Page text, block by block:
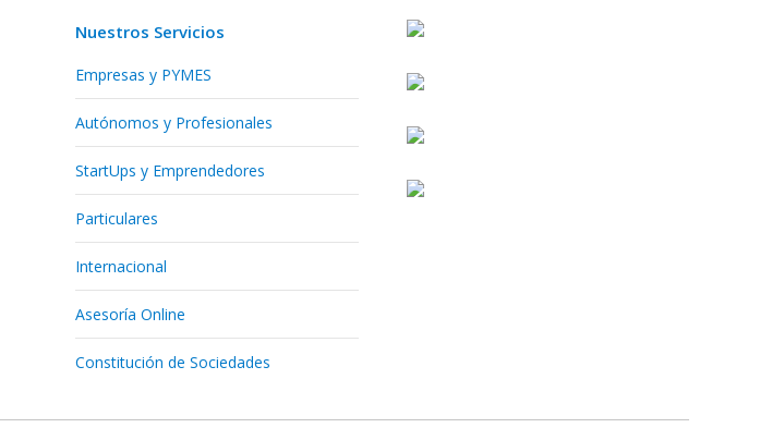
Nuestros Servicios
Empresas y PYMES
Autónomos y Profesionales
StartUps y Emprendedores
Particulares
Internacional
Asesoría Online
Constitución de Sociedades